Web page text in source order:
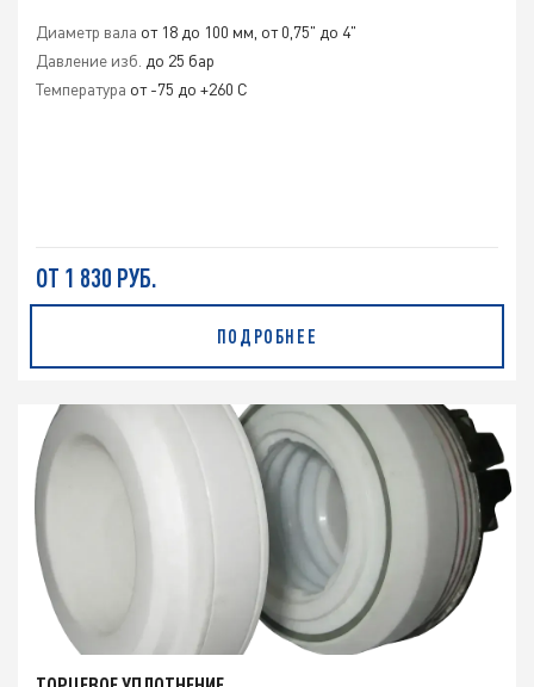
Диаметр вала от 18 до 100 мм, от 0,75" до 4"
Давление изб. до 25 бар
Температура от -75 до +260 С
ОТ 1 830 РУБ.
ПОДРОБНЕЕ